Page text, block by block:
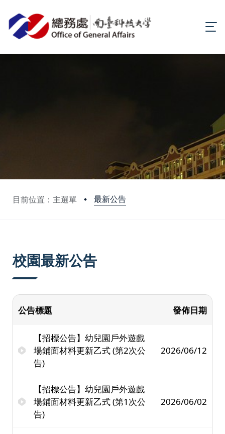
目前位置：主選單 最新公告
校園最新公告
公告標題 發佈日期
【招標公告】幼兒園戶外遊戲
場鋪面材料更新乙式 (第2次公
告)
2026/06/12
【招標公告】幼兒園戶外遊戲
場鋪面材料更新乙式 (第1次公
告)
2026/06/02